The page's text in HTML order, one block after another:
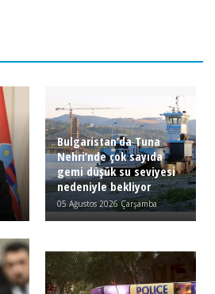
Bulgaristan’da Tuna
Nehri’nde çok sayıda
gemi düşük su seviyesi
nedeniyle bekliyor
05 Ağustos 2026 Çarşamba